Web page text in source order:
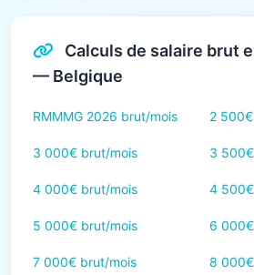
Calculs de salaire brut
— Belgique
RMMMG 2026 brut/mois 2
3 000€ brut/mois 3
4 000€ brut/mois 4
5 000€ brut/mois 6
7 000€ brut/mois 8